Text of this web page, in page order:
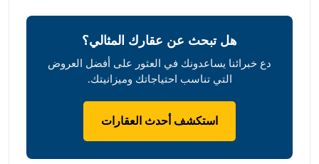
هل تبحث عن عقارك المثالي؟
دع خبرائنا يساعدونك في العثور على أفضل العروض
التي تناسب احتياجاتك وميزانيتك.
استكشف أحدث العقارات